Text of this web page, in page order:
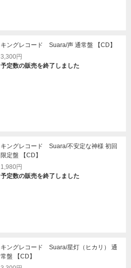
キングレコード Suara/声 通常盤 【CD】
3,300円
予定数の販売を終了しました
キングレコード Suara/不安定な神様 初回
限定盤 【CD】
1,980円
予定数の販売を終了しました
キングレコード Suara/星灯（ヒカリ） 通
常盤 【CD】